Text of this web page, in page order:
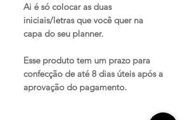
Ai é só colocar as duas
iniciais/letras que você quer na
capa do seu planner.
Esse produto tem um prazo para
confecção de até 8 dias úteis após a
aprovação do pagamento.